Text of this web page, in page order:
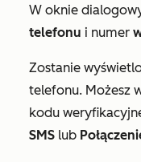
W oknie
telefonu i numer
Zostanie
telefonu. Możesz
kodu
SMS lub